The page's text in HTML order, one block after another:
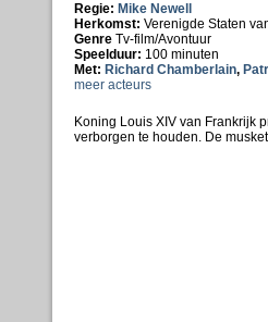
Regie: Mike Newell
Herkomst: Verenigde Staten
Genre Tv-film/Avontuur
Speelduur: 100 minuten
Met: Richard Chamberlain,
meer acteurs
Koning Louis XIV van Frankrijk
verborgen te houden. De